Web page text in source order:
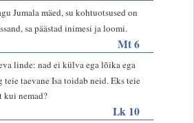
Jumala mäed, su kohtuotsused on
sa päästad inimesi ja loomi.
Mt 6
linde: nad ei külva ega lõika ega
teie taevane Isa toidab neid. Eks teie
kui nemad?
Lk 10